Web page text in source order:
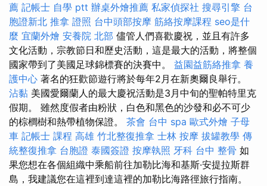
薦 記帳士 自學 ptt 辦桌外燴推薦 私家偵探社 搜尋引擎 台
胞證新北 推拿 證照 台中頭部按摩 筋絡按摩課程 seo是什
麼 宜蘭外燴 安養院 北部 儘管人們喜歡慶祝，並且有許多
文化活動，宗教節日和歷史活動，這是最大的活動，將整個
國家帶到了美國足球錦標賽的決賽中。 益園益筋絡推拿 養
護中心 著名的狂歡節遊行將於每年2月在新奧爾良舉行。
沾黏 美國愛爾蘭人的最大慶祝活動是3月中旬的聖帕特里克
假期。 雖然度假者由粉狀，白色和黑色的沙發和必不可少
的棕櫚樹和熱帶植物保證。 茶會 台中 spa 歐式外燴 子母
車 記帳士 課程 高雄 竹北整復推拿 士林 按摩 拔罐教學 傳
統整復推拿 台胞證 泰國簽證 按摩執照 牙科 台中 整骨 如
果您想在各個組織中乘船前往加勒比海和基斯·安提拉斯群
島，我建議您在這裡到達這裡的加勒比海路徑旅行指南。